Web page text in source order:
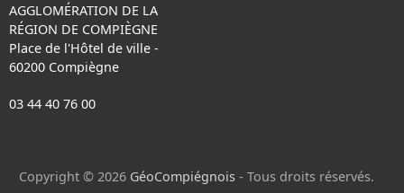
AGGLOMÉRATION DE LA
RÉGION DE COMPIÈGNE
Place de l'Hôtel de ville -
60200 Compiègne
03 44 40 76 00
Copyright © 2026 GéoCompiégnois - Tous droits réservés.